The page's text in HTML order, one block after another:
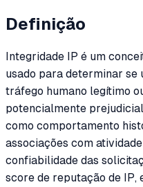
Definição
Integridade IP é um
usado para determinar
tráfego humano legítimo
potencialmente
como comportamento
associações com
confiabilidade das
score de reputação de IP,